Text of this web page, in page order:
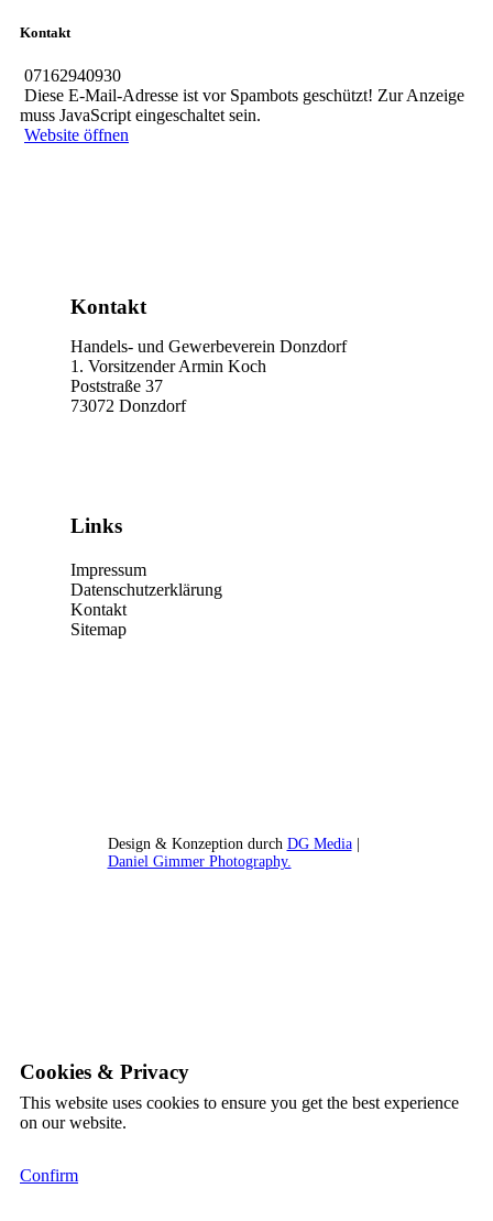
Kontakt
07162940930
Diese E-Mail-Adresse ist vor Spambots geschützt! Zur Anzeige
muss JavaScript eingeschaltet sein.
Website öffnen
Kontakt
Handels- und Gewerbeverein Donzdorf
1. Vorsitzender Armin Koch
Poststraße 37
73072 Donzdorf
Links
Impressum
Datenschutzerklärung
Kontakt
Sitemap
Design & Konzeption durch DG Media|
Daniel Gimmer Photography.
Cookies & Privacy
This website uses cookies to ensure you get the best experience
on our website.
Confirm